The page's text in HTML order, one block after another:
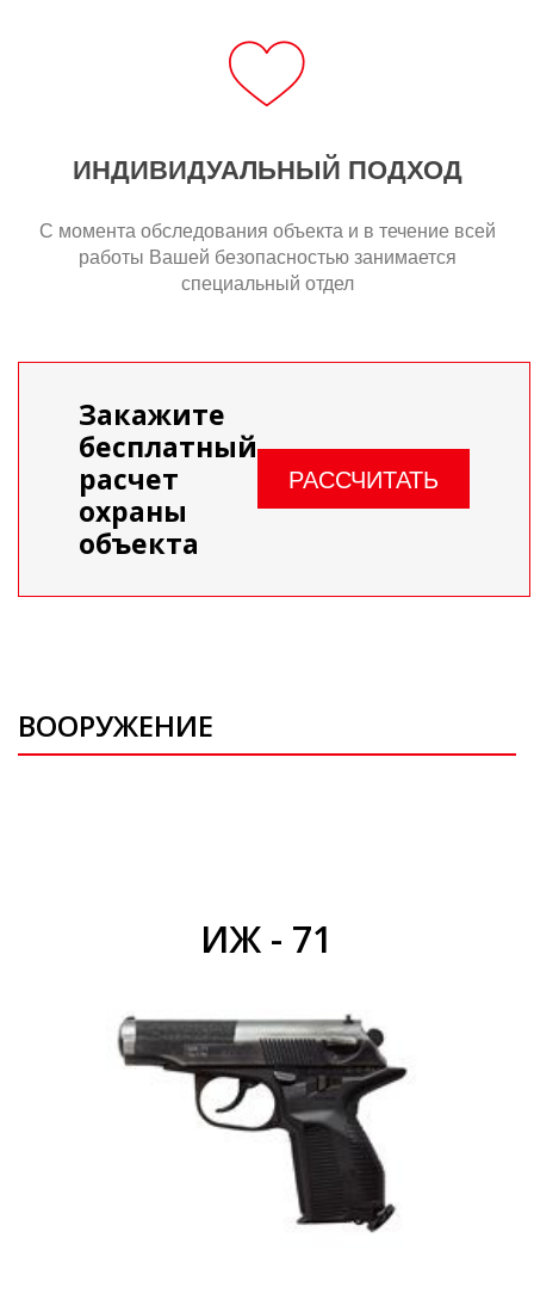
ИНДИВИДУАЛЬНЫЙ ПОДХОД
С момента обследования объекта и в течение всей
работы Вашей безопасностью занимается
специальный отдел
Закажите
бесплатный
расчет
охраны
объекта
РАССЧИТАТЬ
ВООРУЖЕНИЕ
ИЖ - 71